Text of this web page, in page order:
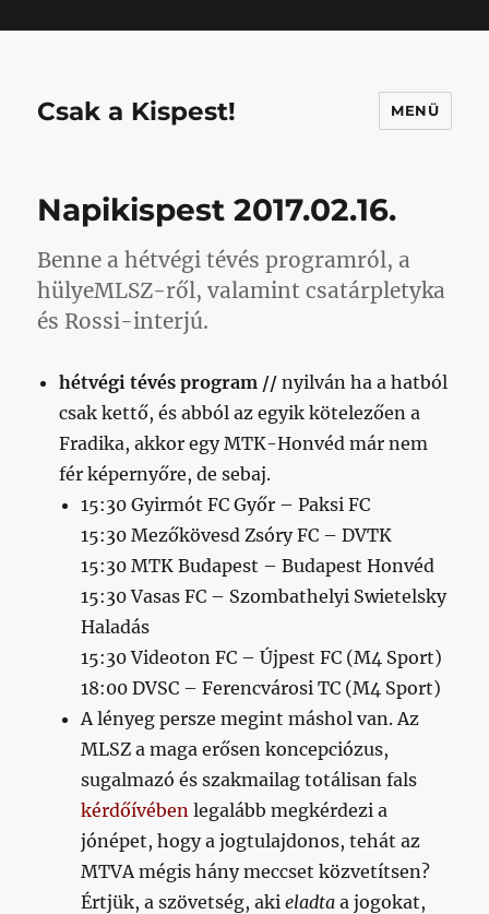
Csak a Kispest! MENÜ
Napikispest 2017.02.16.
Benne a hétvégi tévés programról, a
hülyeMLSZ-ről, valamint csatárpletyka
és Rossi-interjú.
hétvégi tévés program // nyilván ha a hatból
csak kettő, és abból az egyik kötelezően a
Fradika, akkor egy MTK-Honvéd már nem
fér képernyőre, de sebaj.
15:30 Gyirmót FC Győr – Paksi FC
15:30 Mezőkövesd Zsóry FC – DVTK
15:30 MTK Budapest – Budapest Honvéd
15:30 Vasas FC – Szombathelyi Swietelsky
Haladás
15:30 Videoton FC – Újpest FC (M4 Sport)
18:00 DVSC – Ferencvárosi TC (M4 Sport)
A lényeg persze megint máshol van. Az
MLSZ a maga erősen koncepciózus,
sugalmazó és szakmailag totálisan fals
kérdőívében legalább megkérdezi a
jónépet, hogy a jogtulajdonos, tehát az
MTVA mégis hány meccset közvetítsen?
Értjük, a szövetség, akieladta a jogokat,